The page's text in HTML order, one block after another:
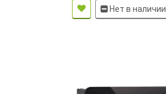
Нет в наличии